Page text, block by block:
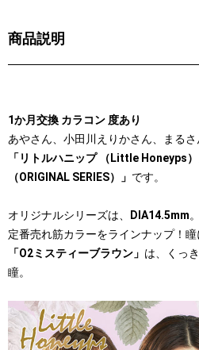
商品説明
1か月交換 カラコン 度あり
あやさん、小田川えりかさん、まる
「リトルハニップ （Little Honeyps）
（ORIGINAL SERIES）」 です。
オリジナルシリーズは、 DIA14.5mm。
定番売れ筋カラーをラインナップ！
「O2ミスティーブラウン」 は、くっ
瞳。